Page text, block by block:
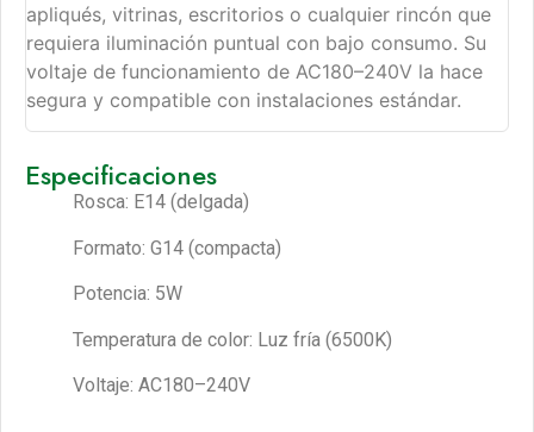
apliqués, vitrinas, escritorios o cualquier rincón que
requiera iluminación puntual con bajo consumo. Su
voltaje de funcionamiento de AC180–240V la hace
segura y compatible con instalaciones estándar.
Especificaciones
Rosca: E14 (delgada)
Formato: G14 (compacta)
Potencia: 5W
Temperatura de color: Luz fría (6500K)
Voltaje: AC180–240V